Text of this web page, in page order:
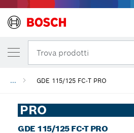
Trova prodotti
... GDE 115/125 FC-T PRO
PRO
GDE 115/125 FC-T PRO